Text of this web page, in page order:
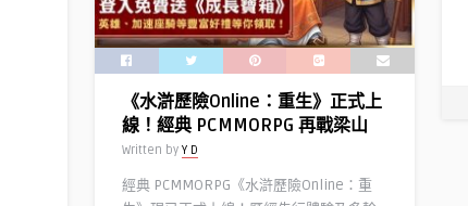
《水滸歷險Online：重生》正式上
線！經典 PCMMORPG 再戰梁山
Written by Y D
經典 PCMMORPG《水滸歷險Online：重